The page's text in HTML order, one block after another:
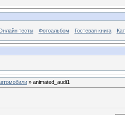
тесты Фотоальбом Гостевая книга
» animated_audi1